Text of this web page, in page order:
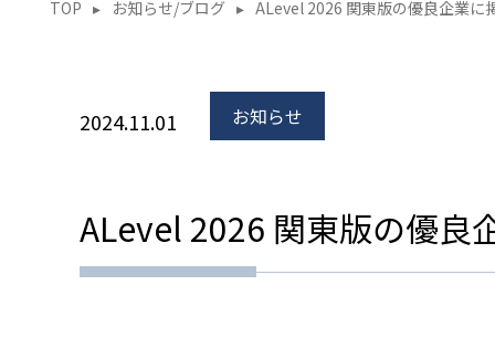
TOP ▸ お知らせ/ブログ ▸ ALevel 2026 関東版の優良企業に
2024.11.01 お知らせ
ALevel 2026 関東版の優良